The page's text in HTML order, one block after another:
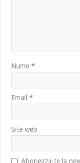
Nume*
Email*
Site web
Abonează-te la